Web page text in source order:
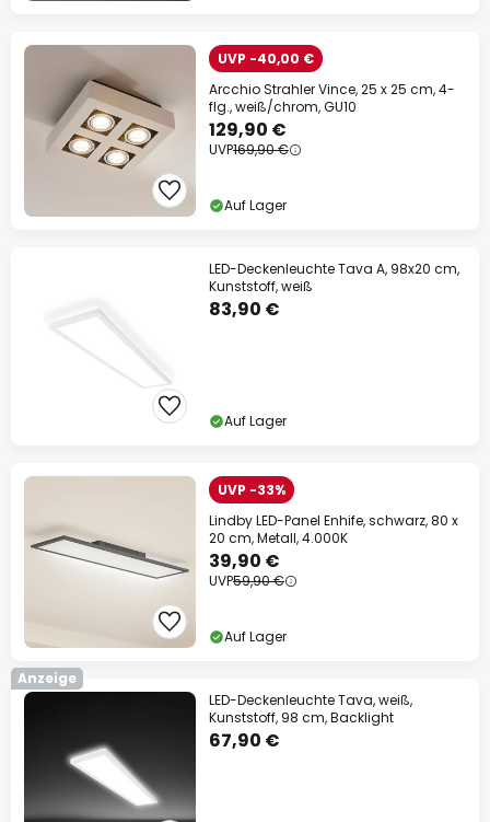
UVP -40,00 €
Arcchio Strahler Vince, 25 x 25 cm, 4-
flg., weiß/chrom, GU10
129,90 €
UVP169,90 €
Auf Lager
LED-Deckenleuchte Tava A, 98x20 cm,
Kunststoff, weiß
83,90 €
Auf Lager
UVP -33%
Lindby LED-Panel Enhife, schwarz, 80 x
20 cm, Metall, 4.000K
39,90 €
UVP59,90 €
Auf Lager
Anzeige
LED-Deckenleuchte Tava, weiß,
Kunststoff, 98 cm, Backlight
67,90 €